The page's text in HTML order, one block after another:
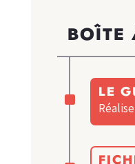
BOÎTE
^ LE